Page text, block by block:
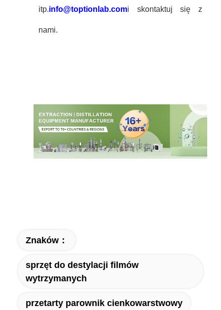
itp.info@toptionlab.comi skontaktuj się z
nami.
Znaków：
sprzęt do destylacji filmów
wytrzymanych
przetarty parownik cienkowarstwowy